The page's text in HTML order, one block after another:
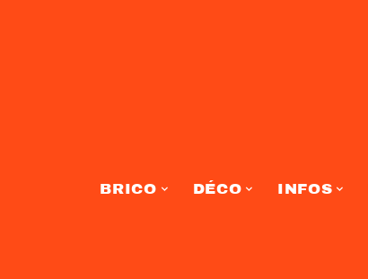
BRICO DÉCO INFOS